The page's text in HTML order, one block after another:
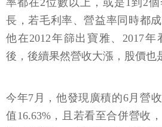
率都在2位數以上，或是1到2
長，若毛利率、營益率同時都
他在2012年篩出寶雅、2017
後，後續果然營收大漲，股價也
今年7月，他發現廣積的6月營
值16.63%，且若看至合併營收